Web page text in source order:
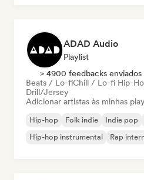
ADAD Audio
Playlist
> 4900 feedbacks enviados
Beats / Lo-fiChill / Lo-fi Hip-
Drill/Jersey
Adicionar artistas às minhas
Hip-hop Folk indie Indie pop
Hip-hop instrumental
Rap